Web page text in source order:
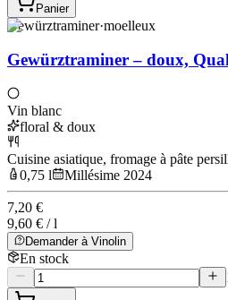
Panier
Gewürztraminer·moelleux
Gewürztraminer – doux,
Vin blanc
floral & doux
Cuisine asiatique, fromage à pâte
0,75 l
Millésime 2024
7,20 €
9,60 € / l
Demander à Vinolin
En stock